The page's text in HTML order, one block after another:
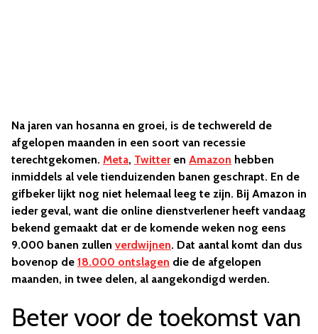
Na jaren van hosanna en groei, is de techwereld de
afgelopen maanden in een soort van recessie
terechtgekomen. Meta, Twitteren Amazon hebben
inmiddels al vele tienduizenden banen geschrapt. En de
gifbeker lijkt nog niet helemaal leeg te zijn. Bij Amazon in
ieder geval, want die online dienstverlener heeft vandaag
bekend gemaakt dat er de komende weken nog eens
9.000 banen zullen verdwijnen. Dat aantal komt dan dus
bovenop de 18.000 ontslagen die de afgelopen
maanden, in twee delen, al aangekondigd werden.
Beter voor de toekomst van